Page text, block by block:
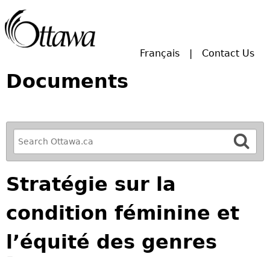
Français Contact Us
Documents
R
e
f
i
n
e
y
o
Stratégie sur la
condition féminine et
l’équité des genres